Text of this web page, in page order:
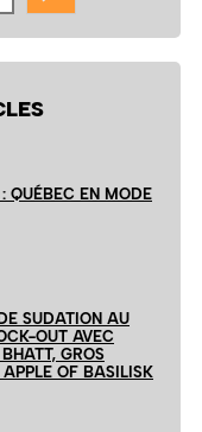
QUÉBEC EN MODE
SUDATION AU
OUT AVEC
GROS
OF BASILISK